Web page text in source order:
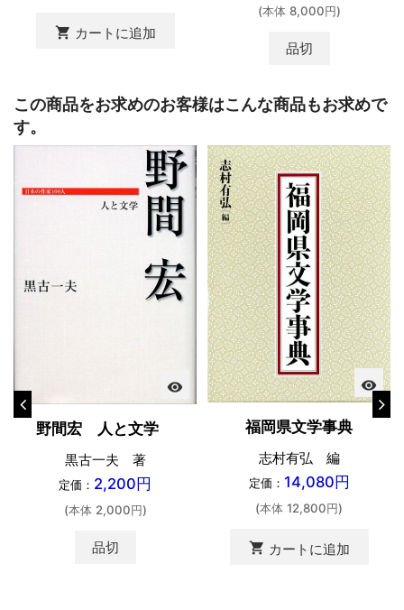
shopping_cart カートに追加
(本体 8,000円)
品切
この商品をお求めのお客様はこんな商品もお求めで
す。
visibility
野間宏 人と文学
黒古一夫 著
定価： 2,200円
(本体 2,000円)
品切
visibility
福岡県文学事典
志村有弘 編
定価： 14,080円
(本体 12,800円)
shopping_cart カートに追加